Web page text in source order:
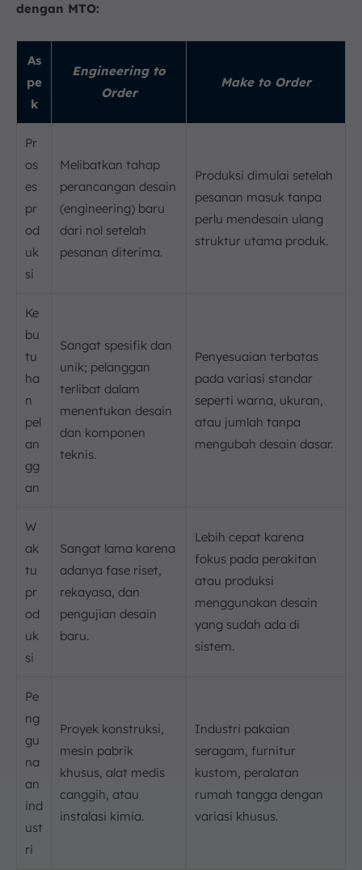
dengan MTO:
As
pe
k
Engineering to
Order
Make to Order
Pr
os
es
pr
od
uk
si
Melibatkan tahap
perancangan desain
(engineering) baru
dari nol setelah
pesanan diterima.
Produksi dimulai setelah
pesanan masuk tanpa
perlu mendesain ulang
struktur utama produk.
Ke
bu
tu
ha
n
pel
an
gg
an
Sangat spesifik dan
unik; pelanggan
terlibat dalam
menentukan desain
dan komponen
teknis.
Penyesuaian terbatas
pada variasi standar
seperti warna, ukuran,
atau jumlah tanpa
mengubah desain dasar.
W
ak
tu
pr
od
uk
si
Sangat lama karena
adanya fase riset,
rekayasa, dan
pengujian desain
baru.
Lebih cepat karena
fokus pada perakitan
atau produksi
menggunakan desain
yang sudah ada di
sistem.
Pe
ng
gu
na
an
ind
ust
ri
Proyek konstruksi,
mesin pabrik
khusus, alat medis
canggih, atau
instalasi kimia.
Industri pakaian
seragam, furnitur
kustom, peralatan
rumah tangga dengan
variasi khusus.